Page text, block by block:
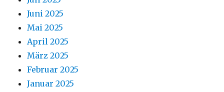
Juni 2025
Mai 2025
April 2025
März 2025
Februar 2025
Januar 2025